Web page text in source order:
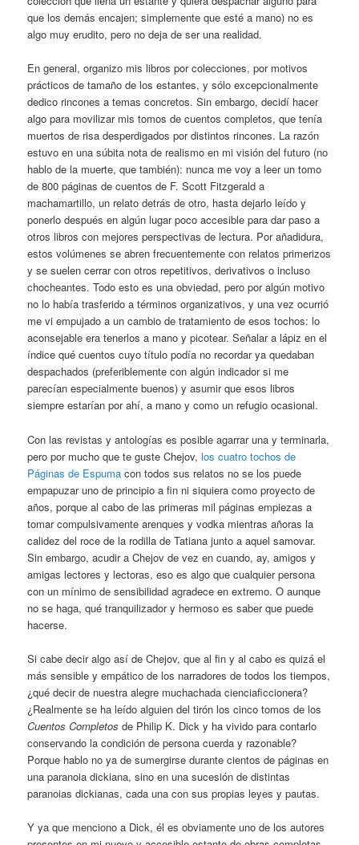
que los demás encajen; simplemente que esté a mano) no es
algo muy erudito, pero no deja de ser una realidad.
En general, organizo mis libros por colecciones, por motivos
prácticos de tamaño de los estantes, y sólo excepcionalmente
dedico rincones a temas concretos. Sin embargo, decidí hacer
algo para movilizar mis tomos de cuentos completos, que tenía
muertos de risa desperdigados por distintos rincones. La razón
estuvo en una súbita nota de realismo en mi visión del futuro (no
hablo de la muerte, que también): nunca me voy a leer un tomo
de 800 páginas de cuentos de F. Scott Fitzgerald a
machamartillo, un relato detrás de otro, hasta dejarlo leído y
ponerlo después en algún lugar poco accesible para dar paso a
otros libros con mejores perspectivas de lectura. Por añadidura,
estos volúmenes se abren frecuentemente con relatos primerizos
y se suelen cerrar con otros repetitivos, derivativos o incluso
chocheantes. Todo esto es una obviedad, pero por algún motivo
no lo había trasferido a términos organizativos, y una vez ocurrió
me vi empujado a un cambio de tratamiento de esos tochos: lo
aconsejable era tenerlos a mano y picotear. Señalar a lápiz en el
índice qué cuentos cuyo título podía no recordar ya quedaban
despachados (preferiblemente con algún indicador si me
parecían especialmente buenos) y asumir que esos libros
siempre estarían por ahí, a mano y como un refugio ocasional.
Con las revistas y antologías es posible agarrar una y terminarla,
pero por mucho que te guste Chejov,los cuatro tochos de
Páginas de Espuma con todos sus relatos no se los puede
empapuzar uno de principio a fin ni siquiera como proyecto de
años, porque al cabo de las primeras mil páginas empiezas a
tomar compulsivamente arenques y vodka mientras añoras la
calidez del roce de la rodilla de Tatiana junto a aquel samovar.
Sin embargo, acudir a Chejov de vez en cuando, ay, amigos y
amigas lectores y lectoras, eso es algo que cualquier persona
con un mínimo de sensibilidad agradece en extremo. O aunque
no se haga, qué tranquilizador y hermoso es saber que puede
hacerse.
Si cabe decir algo así de Chejov, que al fin y al cabo es quizá el
más sensible y empático de los narradores de todos los tiempos,
¿qué decir de nuestra alegre muchachada cienciaficcionera?
¿Realmente se ha leído alguien del tirón los cinco tomos de los
Cuentos Completosde Philip K. Dick y ha vivido para contarlo
conservando la condición de persona cuerda y razonable?
Porque hablo no ya de sumergirse durante cientos de páginas en
una paranoia dickiana, sino en una sucesión de distintas
paranoias dickianas, cada una con sus propias leyes y pautas.
Y ya que menciono a Dick, él es obviamente uno de los autores